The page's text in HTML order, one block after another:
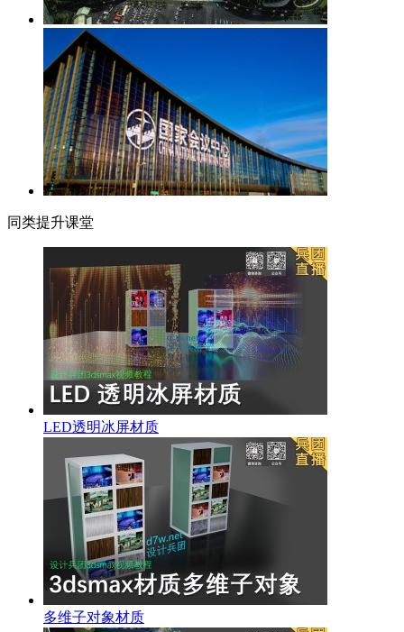
同类提升课堂
LED透明冰屏材质
多维子对象材质